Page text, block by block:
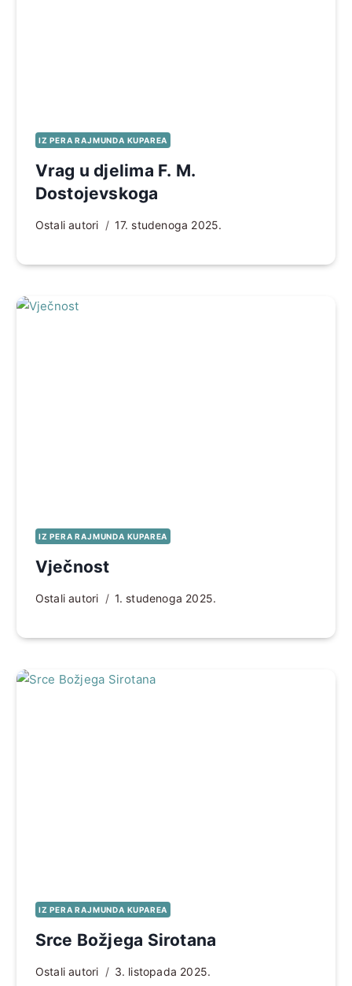
IZ PERA RAJMUNDA KUPAREA
Vrag u djelima F. M.
Dostojevskoga
Ostali autori 17. studenoga 2025.
IZ PERA RAJMUNDA KUPAREA
Vječnost
Ostali autori 1. studenoga 2025.
IZ PERA RAJMUNDA KUPAREA
Srce Božjega Sirotana
Ostali autori 3. listopada 2025.